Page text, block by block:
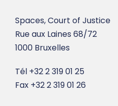
Spaces, Court of Justice
Rue aux Laines 68/72
1000 Bruxelles
Tél +32 2 319 01 25
Fax +32 2 319 01 26